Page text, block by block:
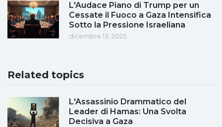
L'Audace Piano di Trump per un
Cessate il Fuoco a Gaza Intensifica
Sotto la Pressione Israeliana
dicembre 13, 2025
Related topics
L'Assassinio Drammatico del
Leader di Hamas: Una Svolta
Decisiva a Gaza